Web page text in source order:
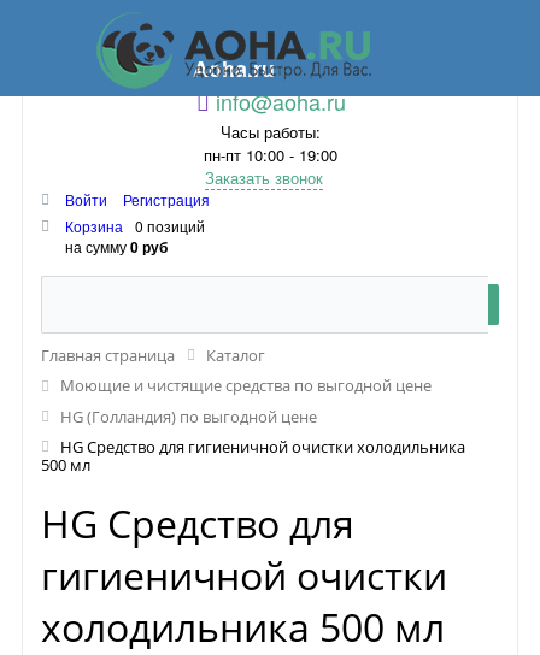
Aoha.ru
info@aoha.ru
Часы работы:
пн-пт 10:00 - 19:00
Заказать звонок
Войти
Регистрация
Корзина
0 позиций
на сумму0 руб
Главная страница
Каталог
Моющие и чистящие средства по выгодной цене
HG (Голландия) по выгодной цене
HG Средство для гигиеничной очистки холодильника
500 мл
HG Средство для
гигиеничной очистки
холодильника 500 мл